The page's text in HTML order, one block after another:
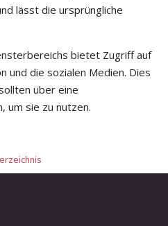
lässt die ursprüngliche
bietet Zugriff auf
und die sozialen Medien. Dies
über eine
um sie zu nutzen.